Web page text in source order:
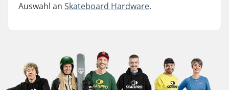
Auswahl an Skateboard Hardware.